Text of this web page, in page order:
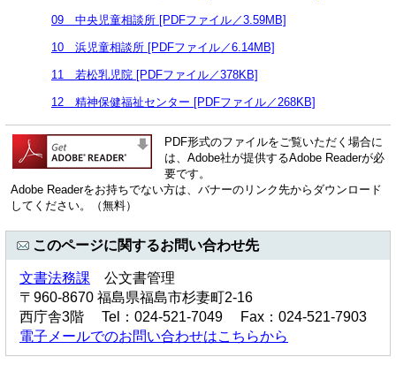
09 中央児童相談所 [PDFファイル／3.59MB]
10 浜児童相談所 [PDFファイル／6.14MB]
11 若松乳児院 [PDFファイル／378KB]
12 精神保健福祉センター [PDFファイル／268KB]
PDF形式のファイルをご覧いただく場合に
は、Adobe社が提供するAdobe Readerが必
要です。
Adobe Readerをお持ちでない方は、バナーのリンク先からダウンロード
してください。（無料）
このページに関するお問い合わせ先
文書法務課 公文書管理
〒960-8670 福島県福島市杉妻町2-16
西庁舎3階 Tel：024-521-7049 Fax：024-521-7903
電子メールでのお問い合わせはこちらから